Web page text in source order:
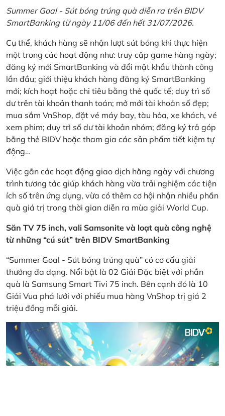
Summer Goal - Sút bóng trúng quà diễn ra trên BIDV
SmartBanking từ ngày 11/06 đến hết 31/07/2026.
Cụ thể, khách hàng sẽ nhận lượt sút bóng khi thực hiện
một trong các hoạt động như: truy cập game hàng ngày;
đăng ký mới SmartBanking và đổi mật khẩu thành công
lần đầu; giới thiệu khách hàng đăng ký SmartBanking
mới; kích hoạt hoặc chi tiêu bằng thẻ quốc tế; duy trì số
dư trên tài khoản thanh toán; mở mới tài khoản số đẹp;
mua sắm VnShop, đặt vé máy bay, tàu hỏa, xe khách, vé
xem phim; duy trì số dư tài khoản nhóm; đăng ký trả góp
bằng thẻ BIDV hoặc tham gia các sản phẩm tiết kiệm tự
động…
Việc gắn các hoạt động giao dịch hằng ngày với chương
trình tương tác giúp khách hàng vừa trải nghiệm các tiện
ích số trên ứng dụng, vừa có thêm cơ hội nhận nhiều phần
quà giá trị trong thời gian diễn ra mùa giải World Cup.
Săn TV 75 inch, vali Samsonite và loạt quà công nghệ
từ những “cú sút” trên BIDV SmartBanking
“Summer Goal - Sút bóng trúng quà” có cơ cấu giải
thưởng đa dạng. Nổi bật là 02 Giải Đặc biệt với phần
quà là Samsung Smart Tivi 75 inch. Bên cạnh đó là 10
Giải Vua phá lưới với phiếu mua hàng VnShop trị giá 2
triệu đồng mỗi giải.